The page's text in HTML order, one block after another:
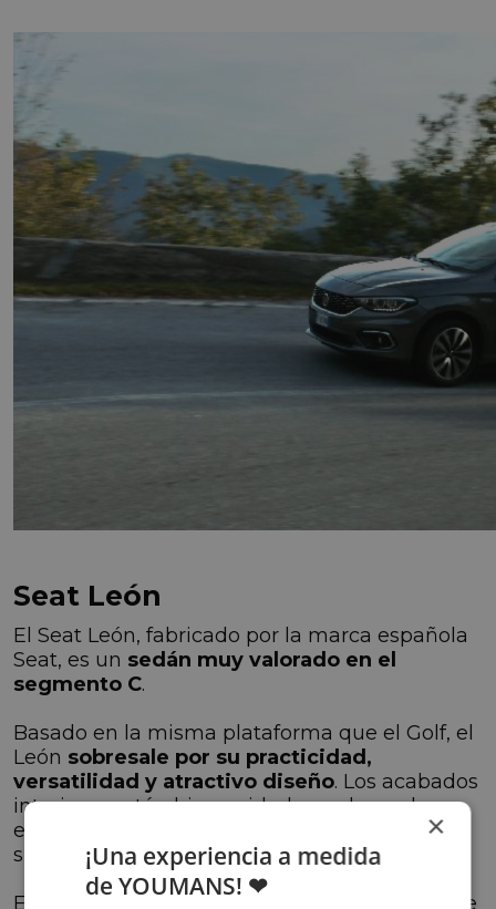
Seat León
El Seat León, fabricado por la marca española
Seat, es un sedán muy valorado en el
segmento C.
Basado en la misma plataforma que el Golf, el
León sobresale por su practicidad,
versatilidad y atractivo diseño. Los acabados
interiores están bien cuidados y el panel es
envolvente, con tecnología avanzada y
sistemas de seguridad excepcionales.
El Seat León se ofrece en una amplia gama de
×
¡Una experiencia a medida
de YOUMANS! ❤